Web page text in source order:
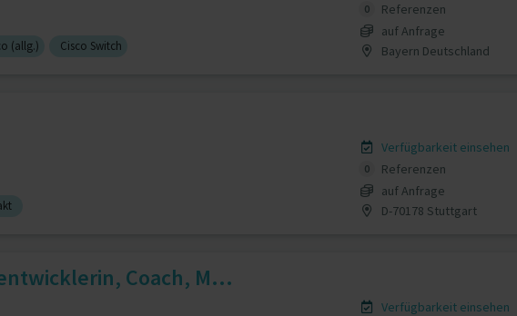
(allg.) Cisco Switch
0
Referenzen
auf Anfrage
Bayern Deutschland
Verfügbarkeit einsehen
0
Referenzen
auf Anfrage
D-70178 Stuttgart
Coach, M...
Verfügbarkeit einsehen